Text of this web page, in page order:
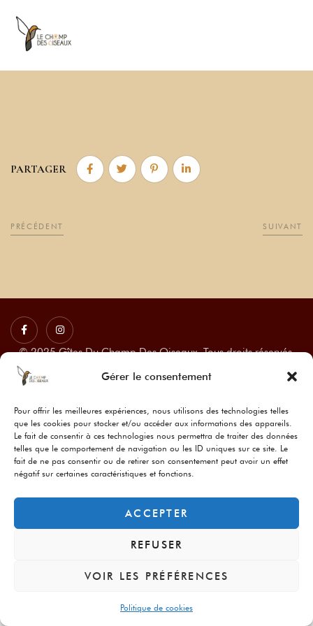
Gérer le consentement
Pour offrir les meilleures expériences, nous utilisons des technologies telles
que les cookies pour stocker et/ou accéder aux informations des appareils.
Le fait de consentir à ces technologies nous permettra de traiter des données
telles que le comportement de navigation ou les ID uniques sur ce site. Le
fait de ne pas consentir ou de retirer son consentement peut avoir un effet
négatif sur certaines caractéristiques et fonctions.
ACCEPTER
REFUSER
VOIR LES PRÉFÉRENCES
Politique de cookies
PARTAGER
PRÉCÉDENT SUIVANT
© 2025 Gîtes Du Champ Des Oiseaux, Tous droits réservés.
Mentions légales